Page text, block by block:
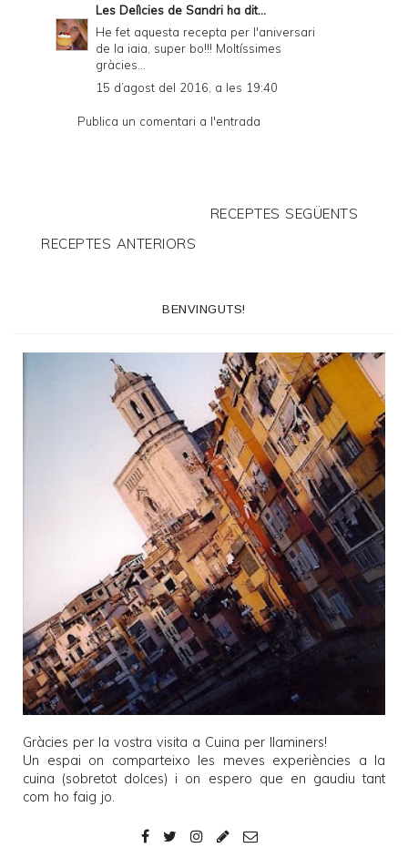
Les Delìcies de Sandri ha dit...
He fet aquesta recepta per l'aniversari
de la iaia, super bo!!! Moltíssimes
gràcies...
15 d’agost del 2016, a les 19:40
Publica un comentari a l'entrada
RECEPTES SEGÜENTS
RECEPTES ANTERIORS
BENVINGUTS!
Gràcies per la vostra visita a Cuina per llaminers!
Un espai on comparteixo les meves experiències a la
cuina (sobretot dolces) i on espero que en gaudiu tant
com ho faig jo.